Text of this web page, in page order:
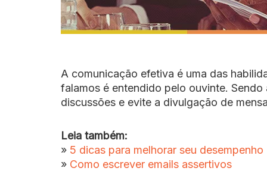
A comunicação efetiva é uma das
falamos é entendido pelo ouvinte. Sendo
discussões e evite a divulgação de
Leia também:
» 5 dicas para melhorar seu
» Como escrever emails assertivos